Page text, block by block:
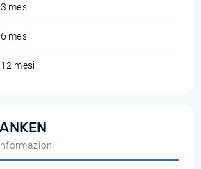
mesi
mesi
mesi